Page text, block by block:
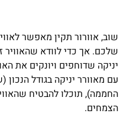
שוב, אוורור תקין מאפשר
שלכם. אך כדי לוודא שהאוויר
יניקה שדוחפים ויונקים את
עם מאוורר יניקה בגודל
החממה), תוכלו להבטיח
הצמחים.